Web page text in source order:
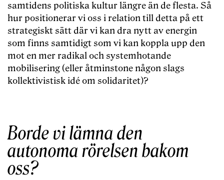
samtidens politiska kultur längre än de flesta. Så
hur positionerar vi oss i relation till detta på ett
strategiskt sätt där vi kan dra nytt av energin
som finns samtidigt som vi kan koppla upp den
mot en mer radikal och systemhotande
mobilisering (eller åtminstone någon slags
kollektivistisk idé om solidaritet)?
Borde vi lämna den
autonoma rörelsen bakom
oss?